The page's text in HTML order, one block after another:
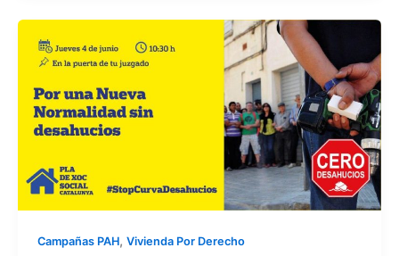
Campañas PAH, Vivienda Por Derecho